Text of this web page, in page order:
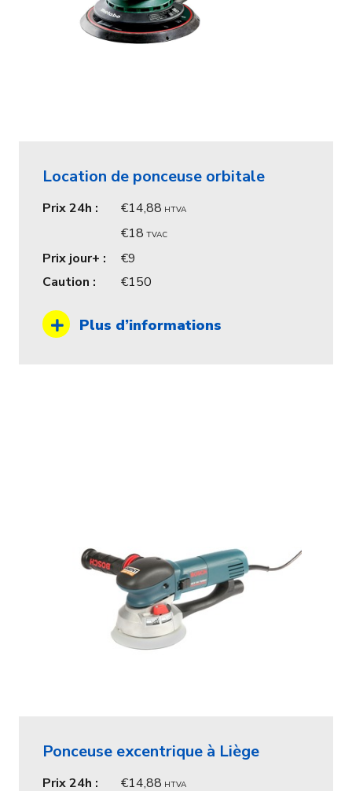
Location de ponceuse orbitale
Prix 24h : 14,88 HTVA
18 TVAC
Prix jour+ :
9
Caution :
150
Plus d’informations
Ponceuse excentrique à Liège
Prix 24h : 14,88 HTVA